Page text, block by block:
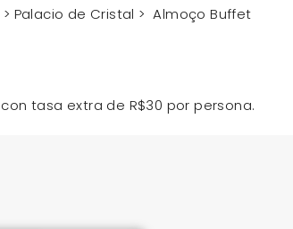
Palacio de Cristal > Almoço Buffet
tasa extra de R$30 por persona.